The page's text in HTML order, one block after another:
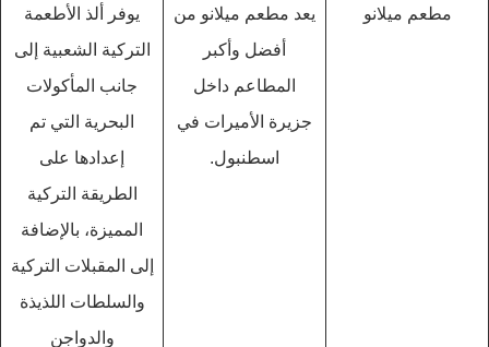
مطعم ميلانو
يعد مطعم ميلانو من
أفضل وأكبر
المطاعم داخل
جزيرة الأميرات في
اسطنبول.
يوفر ألذ الأطعمة
التركية الشعبية إلى
جانب المأكولات
البحرية التي تم
إعدادها على
الطريقة التركية
المميزة، بالإضافة
إلى المقبلات التركية
والسلطات اللذيذة
والدواجن